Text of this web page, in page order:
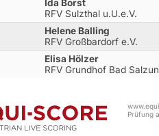
Ida Borst
RFV Sulzthal u.U.e.V.
Helene Balling
RFV Großbardorf e.V.
Elisa Hölzer
RFV Grundhof Bad
Prüfung